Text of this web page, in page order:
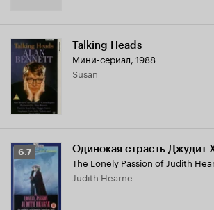
Talking Heads
Мини-сериал, 1988
Susan
Рейтинг
Кинопоиска
6.7
6.7 Одинокая страсть Джудит
The Lonely Passion of Judith
Judith Hearne